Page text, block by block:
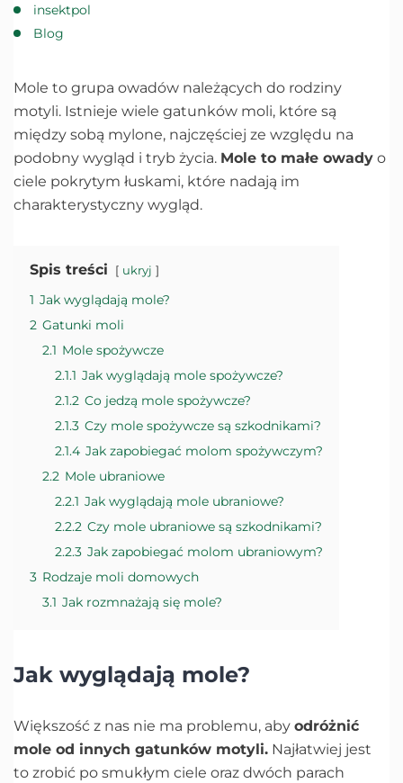
insektpol
Blog
Mole to grupa owadów należących do rodziny
motyli. Istnieje wiele gatunków moli, które są
między sobą mylone, najczęściej ze względu na
podobny wygląd i tryb życia. Mole to małe owady o
ciele pokrytym łuskami, które nadają im
charakterystyczny wygląd.
Spis treści ukryj
1 Jak wyglądają mole?
2 Gatunki moli
2.1 Mole spożywcze
2.1.1 Jak wyglądają mole spożywcze?
2.1.2 Co jedzą mole spożywcze?
2.1.3 Czy mole spożywcze są szkodnikami?
2.1.4 Jak zapobiegać molom spożywczym?
2.2 Mole ubraniowe
2.2.1 Jak wyglądają mole ubraniowe?
2.2.2 Czy mole ubraniowe są szkodnikami?
2.2.3 Jak zapobiegać molom ubraniowym?
3 Rodzaje moli domowych
3.1 Jak rozmnażają się mole?
Jak wyglądają mole?
Większość z nas nie ma problemu, aby odróżnić
mole od innych gatunków motyli. Najłatwiej jest
to zrobić po smukłym ciele oraz dwóch parach